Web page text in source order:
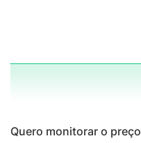
Quero monitorar o preço